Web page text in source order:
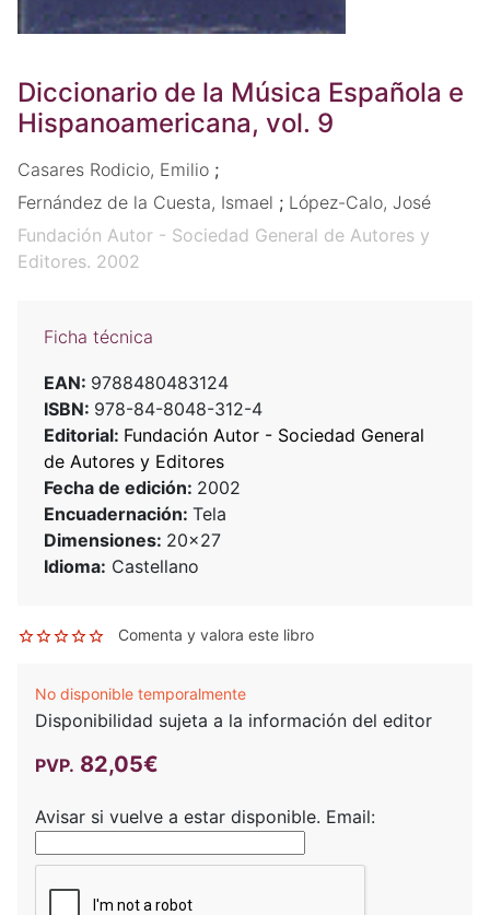
Diccionario de la Música Española e
Hispanoamericana, vol. 9
Casares Rodicio, Emilio ;
Fernández de la Cuesta, Ismael ; López-Calo, José
Fundación Autor - Sociedad General de Autores y
Editores. 2002
Ficha técnica
EAN: 9788480483124
ISBN: 978-84-8048-312-4
Editorial: Fundación Autor - Sociedad General
de Autores y Editores
Fecha de edición: 2002
Encuadernación: Tela
Dimensiones: 20x27
Idioma: Castellano
Comenta y valora este libro
No disponible temporalmente
Disponibilidad sujeta a la información del editor
PVP. 82,05€
Avisar si vuelve a estar disponible. Email: